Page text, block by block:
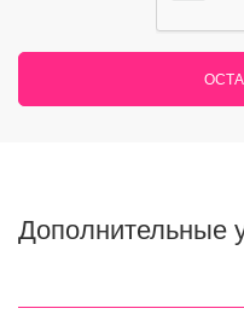
Дополнительные